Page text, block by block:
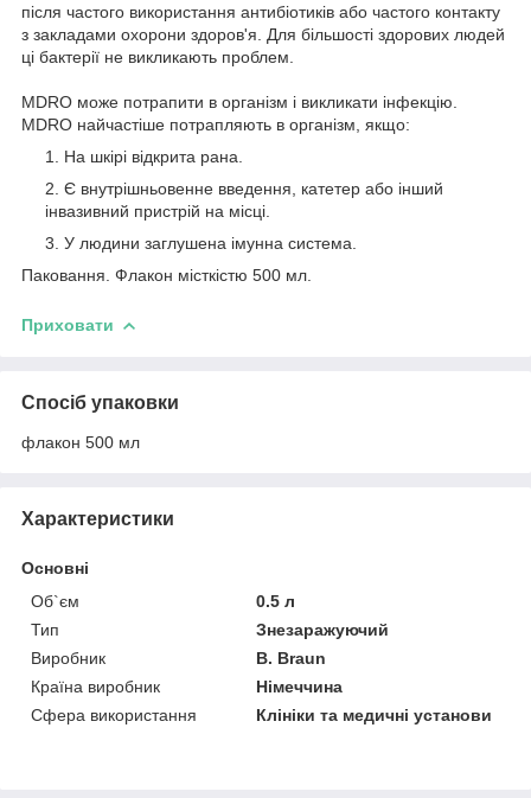
після частого використання антибіотиків або частого контакту
з закладами охорони здоров'я. Для більшості здорових людей
ці бактерії не викликають проблем.
MDRO може потрапити в організм і викликати інфекцію.
MDRO найчастіше потрапляють в організм, якщо:
На шкірі відкрита рана.
Є внутрішньовенне введення, катетер або інший
інвазивний пристрій на місці.
У людини заглушена імунна система.
Паковання. Флакон місткістю 500 мл.
Приховати
Спосіб упаковки
флакон 500 мл
Характеристики
Основні
Об`єм
0.5 л
Тип
Знезаражуючий
Виробник
B. Braun
Країна виробник
Німеччина
Сфера використання
Клініки та медичні установи